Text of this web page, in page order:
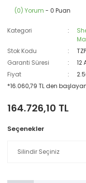
(0) Yorum - 0 Puan
Kategori
Stok Kodu
Garanti Süresi
12
Fiyat
*16.060,79 TL den
164.726,10 TL
Seçenekler